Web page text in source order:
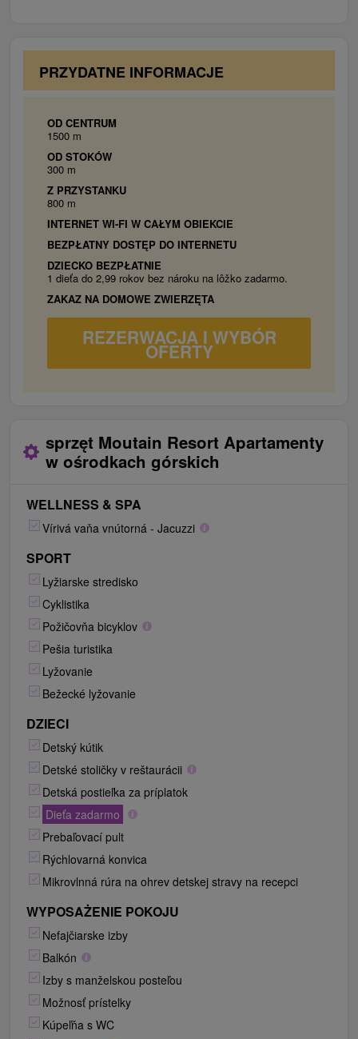
spoločnou obývacou časťou na prízemí s
rozlohou 83 m² (vhodný pre 4 dospelé osoby) a
(vhodný pre 4 dospelé osoby a 2 deti). Bez
výťahu.
PRZYDATNE INFORMACJE
OD CENTRUM
1500 m
OD STOKÓW
300 m
Z PRZYSTANKU
800 m
INTERNET WI-FI W CAŁYM OBIEKCIE
BEZPŁATNY DOSTĘP DO INTERNETU
DZIECKO BEZPŁATNIE
1 dieťa do 2,99 rokov bez nároku na lôžko zadarmo.
ZAKAZ NA DOMOWE ZWIERZĘTA
REZERWACJA I WYBÓR
OFERTY
sprzęt Moutain Resort Apartamenty
w ośrodkach górskich
WELLNESS & SPA
Vírivá vaňa vnútorná - Jacuzzi
SPORT
Lyžiarske stredisko
Cyklistika
Požičovňa bicyklov
Pešia turistika
Lyžovanie
Bežecké lyžovanie
DZIECI
Detský kútik
Detské stoličky v reštaurácii
Detská postieľka za príplatok
Dieťa zadarmo
Prebaľovací pult
Rýchlovarná konvica
Mikrovlnná rúra na ohrev detskej stravy na recepci
WYPOSAŻENIE POKOJU
Nefajčiarske izby
Balkón
Izby s manželskou posteľou
Možnosť prístelky
Kúpeľňa s WC